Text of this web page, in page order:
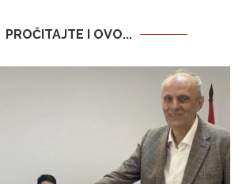
PROČITAJTE I OVO...